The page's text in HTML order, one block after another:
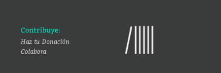
Contribuye:
Haz tu Donación
Colabora